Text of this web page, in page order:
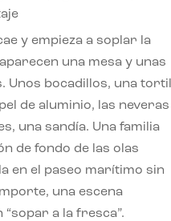
y empieza a soplar la
una mesa y unas
Unos bocadillos, una
de aluminio, las neveras
una sandía. Una familia
de fondo de las olas
en el paseo marítimo sin
una escena
“sopar a la fresca”.